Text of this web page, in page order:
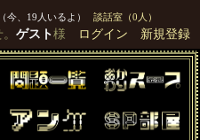
（今、19人いるよ） 談話室（0人）
ゲスト様 ログイン 新規登録